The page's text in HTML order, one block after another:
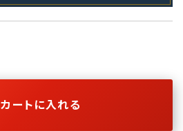
カートに入れる